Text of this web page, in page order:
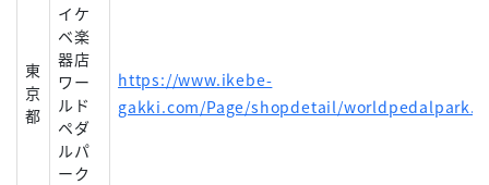
東
京
都
イケ
ベ楽
器店
ワー
ルド
ペダ
ルパ
ーク
https://www.ikebe-
gakki.com/Page/shopdetail/